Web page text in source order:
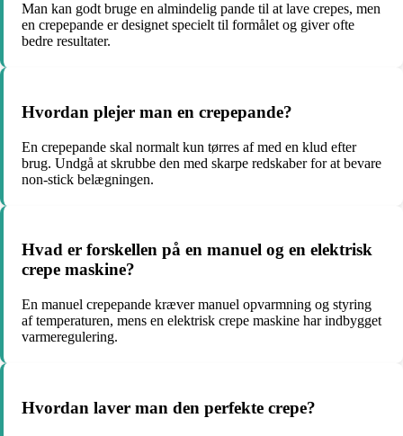
Man kan godt bruge en almindelig pande til at lave crepes, men
en crepepande er designet specielt til formålet og giver ofte
bedre resultater.
Hvordan plejer man en crepepande?
En crepepande skal normalt kun tørres af med en klud efter
brug. Undgå at skrubbe den med skarpe redskaber for at bevare
non-stick belægningen.
Hvad er forskellen på en manuel og en elektrisk
crepe maskine?
En manuel crepepande kræver manuel opvarmning og styring
af temperaturen, mens en elektrisk crepe maskine har indbygget
varmeregulering.
Hvordan laver man den perfekte crepe?